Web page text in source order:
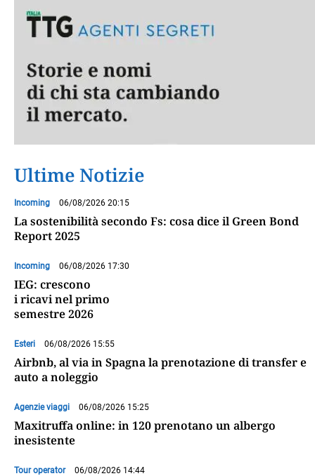
Ultime Notizie
Incoming 06/08/2026 20:15
La sostenibilità secondo Fs: cosa dice il Green Bond
Report 2025
Incoming 06/08/2026 17:30
IEG: crescono
i ricavi nel primo
semestre 2026
Esteri 06/08/2026 15:55
Airbnb, al via in Spagna la prenotazione di transfer e
auto a noleggio
Agenzie viaggi 06/08/2026 15:25
Maxitruffa online: in 120 prenotano un albergo
inesistente
Tour operator 06/08/2026 14:44